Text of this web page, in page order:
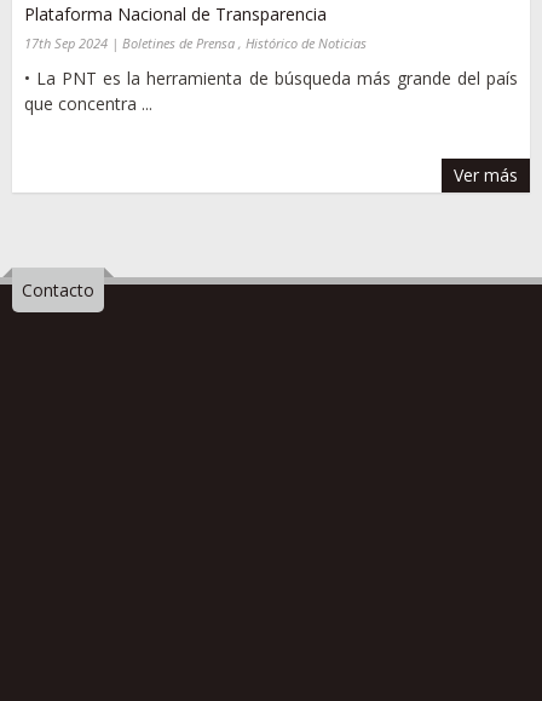
Plataforma Nacional de Transparencia
17th Sep 2024 | Boletines de Prensa , Histórico de Noticias
• La PNT es la herramienta de búsqueda más grande del país
que concentra ...
Ver más
Contacto